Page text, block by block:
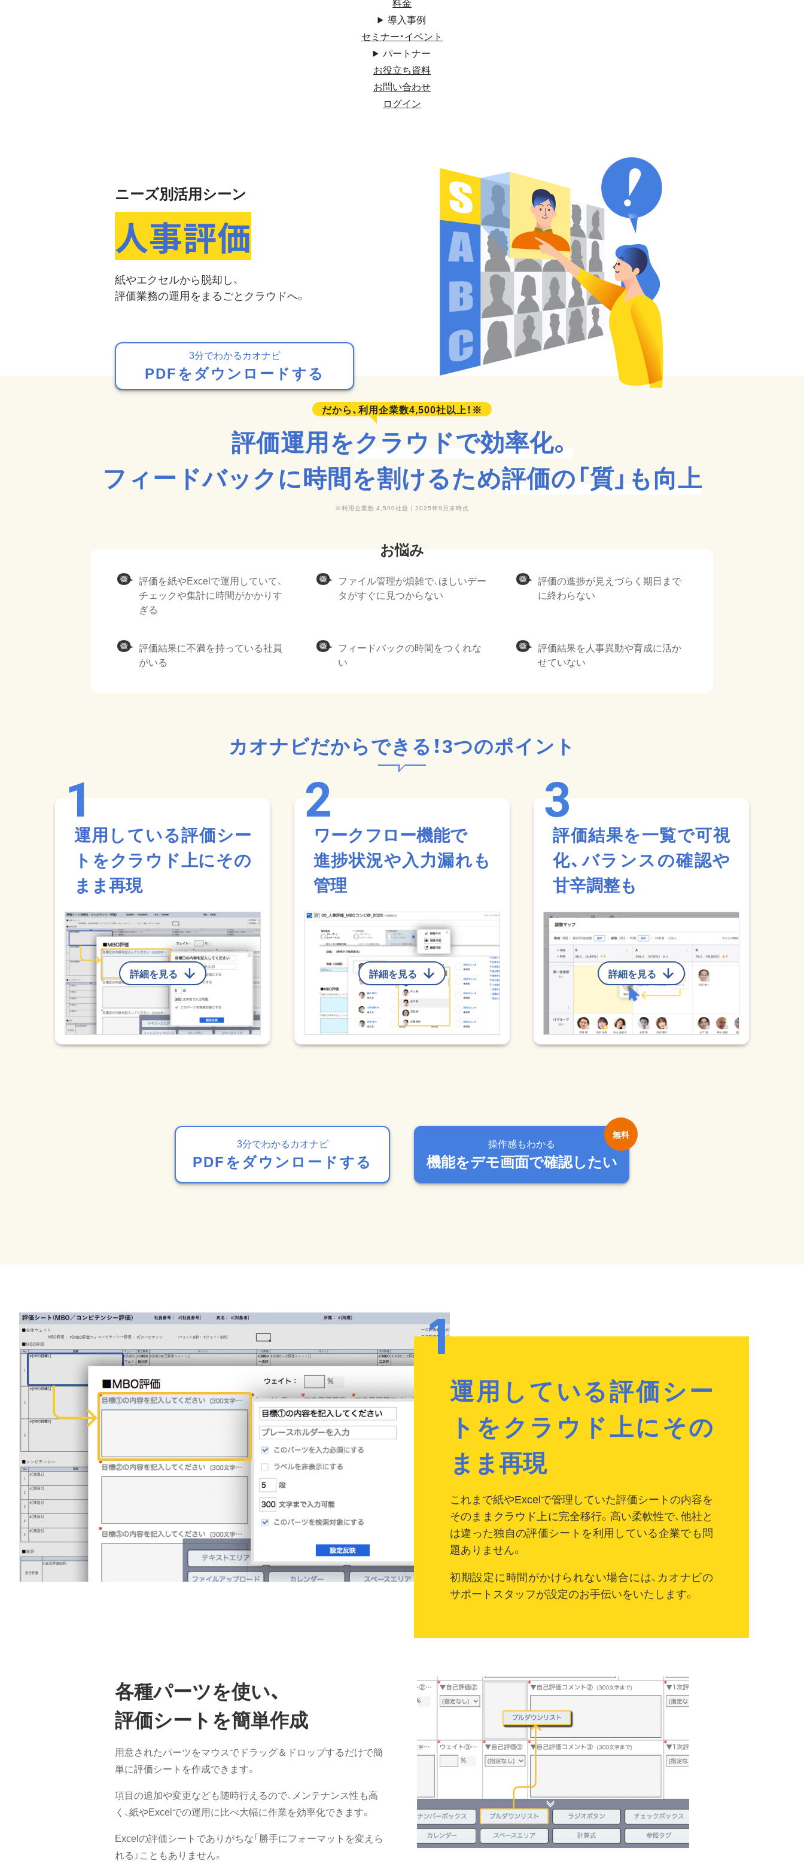
導入事例
セミナー・イベント
パートナー
お役立ち資料
お問い合わせ
ログイン
ニーズ別活用シーン
人事評価
紙やエクセルから脱却し、
評価業務の運⽤をまるごとクラウドへ。
3分でわかるカオナビ
PDFをダウンロードする
評価運用をクラウドで効率化。
フィードバックに時間を割けるため評価の「質」も向上
利用企業数 4,500社超｜2025年9月末時点
評価を紙やExcelで運用していて、
チェックや集計に時間がかかりす
ぎる
ファイル管理が煩雑で、ほしいデー
タがすぐに見つからない
評価の進捗が見えづらく期日まで
に終わらない
評価結果に不満を持っている社員
がいる
フィードバックの時間をつくれな
い
評価結果を人事異動や育成に活か
せていない
カオナビだからできる！3つのポイント
運用している評価シー
トをクラウド上にその
まま再現
詳細を見る
ワークフロー機能で
進捗状況や入力漏れも
管理
詳細を見る
評価結果を一覧で可視
化、バランスの確認や
甘辛調整も
詳細を見る
3分でわかるカオナビ
PDFをダウンロードする
操作感もわかる
機能をデモ画面で確認したい
運用している評価シー
トをクラウド上にその
まま再現
これまで紙やExcelで管理していた評価シートの内容を
そのままクラウド上に完全移行。高い柔軟性で、他社と
は違った独自の評価シートを利用している企業でも問
題ありません。
初期設定に時間がかけられない場合には、カオナビの
サポートスタッフが設定のお手伝いをいたします。
各種パーツを使い、
評価シートを簡単作成
用意されたパーツをマウスでドラッグ＆ドロップするだけで簡
単に評価シートを作成できます。
項目の追加や変更なども随時行えるので、メンテナンス性も高
く、紙やExcelでの運用に比べ大幅に作業を効率化できます。
Excelの評価シートでありがちな「勝手にフォーマットを変えら
れる」こともありません。